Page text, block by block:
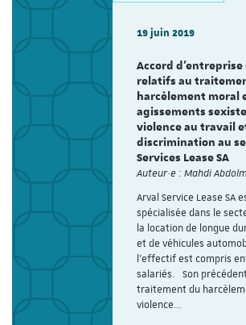
19 juin 2019
Accord
relatifs au
harcèlement moral
agissements
violence au travail
discrimination au
Services Lease SA
Auteur·e : Mahdi
Arval Service Lease SA
spécialisée dans le
la location de longue
et de véhicules
l’effectif est compris
salariés. Son
traitement du
violence…